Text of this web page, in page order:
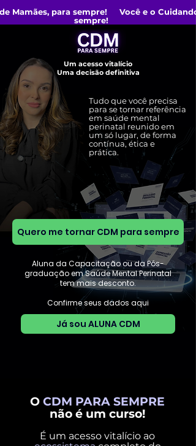
Mamães, para sempre! Você e o
sempre!
Um acesso vitalício
Uma decisão definitiva
Tudo que você precisa
para se tornar referência
em saúde mental
perinatal reunido em
um só lugar, de forma
contínua, ética e
prática.
Quero me tornar CDM para sempre
Aluna da Capacitação ou da Pós-
graduação em Saúde Mental Perinatal
tem mais desconto.
Confirme seus dados aqui
Já sou ALUNA CDM
O CDM PARA SEMPRE
não é um curso!
É um acesso vitalício ao